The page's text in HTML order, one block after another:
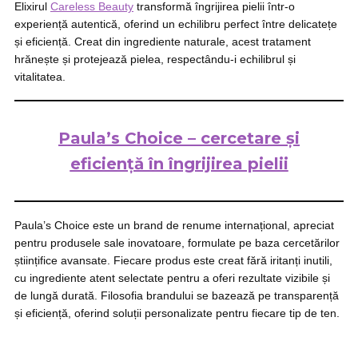
Elixirul Careless Beauty transformă îngrijirea pielii într-o
experiență autentică, oferind un echilibru perfect între delicatețe
și eficiență. Creat din ingrediente naturale, acest tratament
hrănește și protejează pielea, respectându-i echilibrul și
vitalitatea.
Paula’s Choice – cercetare și
eficiență în îngrijirea pielii
Paula’s Choice este un brand de renume internațional, apreciat
pentru produsele sale inovatoare, formulate pe baza cercetărilor
științifice avansate. Fiecare produs este creat fără iritanți inutili,
cu ingrediente atent selectate pentru a oferi rezultate vizibile și
de lungă durată. Filosofia brandului se bazează pe transparență
și eficiență, oferind soluții personalizate pentru fiecare tip de ten.